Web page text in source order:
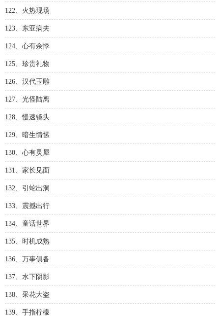
122、火热现场
123、东亚病夫
124、心有余悸
125、珍贵礼物
126、汉代玉雕
127、光怪陆离
128、慢速镜头
129、暗生情愫
130、心有灵犀
131、家长见面
132、引蛇出洞
133、震撼出行
134、童话世界
135、时机成熟
136、万事俱备
137、水下阴影
138、采花大盗
139、手指柠檬